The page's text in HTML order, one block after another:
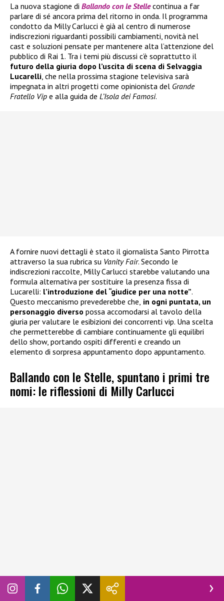
La nuova stagione di Ballando con le Stellecontinua a far
parlare di sé ancora prima del ritorno in onda. Il programma
condotto da Milly Carlucci è già al centro di numerose
indiscrezioni riguardanti possibili cambiamenti, novità nel
cast e soluzioni pensate per mantenere alta l’attenzione del
pubblico di Rai 1. Tra i temi più discussi c’è soprattutto il
futuro della giuria dopo l’uscita di scena di Selvaggia
Lucarelli , che nella prossima stagione televisiva sarà
impegnata in altri progetti come opinionista del Grande
Fratello Vip e alla guida de L’Isola dei Famosi.
A fornire nuovi dettagli è stato il giornalista Santo Pirrotta
attraverso la sua rubrica su Vanity Fair. Secondo le
indiscrezioni raccolte, Milly Carlucci starebbe valutando una
formula alternativa per sostituire la presenza fissa di
Lucarelli: l’introduzione del “giudice per una notte”.
Questo meccanismo prevederebbe che, in ogni puntata, un
personaggio diverso possa accomodarsi al tavolo della
giuria per valutare le esibizioni dei concorrenti vip. Una scelta
che permetterebbe di cambiare continuamente gli equilibri
dello show, portando ospiti differenti e creando un
elemento di sorpresa appuntamento dopo appuntamento.
Ballando con le Stelle, spuntano i primi tre
nomi: le riflessioni di Milly Carlucci